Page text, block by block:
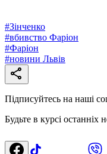
#Зінченко
#вбивство Фаріон
#Фаріон
#новини Львів
Підписуйтесь на наші
Будьте в курсі